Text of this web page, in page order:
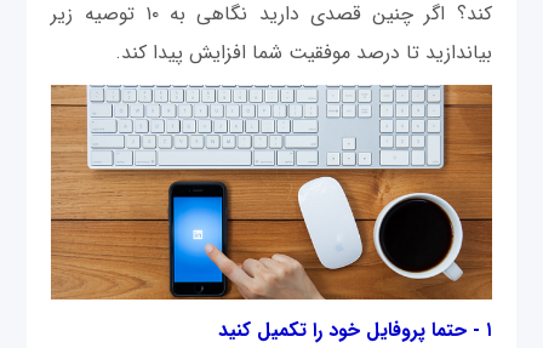
کند؟ اگر چنین قصدی دارید نگاهی به ۱۰ توصیه زیر
بیاندازید تا درصد موفقیت شما افزایش پیدا کند.
۱ - حتما پروفایل خود را تکمیل کنید